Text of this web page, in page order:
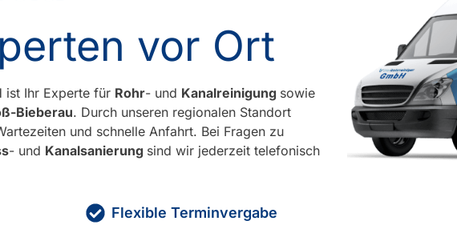
vor Ort
ist Ihr Experte für Rohr- und Kanalreinigung sowie
Bieberau. Durch unseren regionalen Standort
und schnelle Anfahrt. Bei Fragen zu
- und Kanalsanierung sind wir jederzeit telefonisch
Flexible Terminvergabe